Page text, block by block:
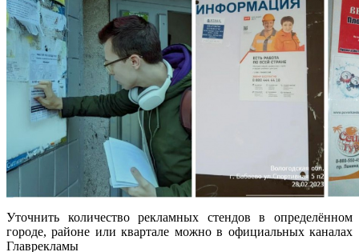
Уточнить количество рекламных стендов в определённом
городе, районе или квартале можно в официальных каналах
Главрекламы